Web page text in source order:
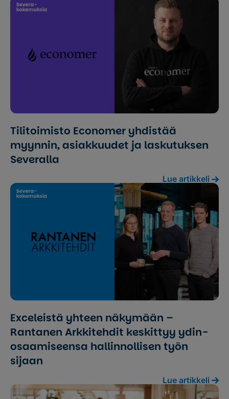
Tilitoimisto Economer yhdistää
myynnin, asiakkuudet ja laskutuksen
Severalla
Lue artikkeli
Exceleistä yhteen näkymään –
Rantanen Arkkitehdit keskittyy ydin­
osaamiseensa hallinnollisen työn
sijaan
Lue artikkeli